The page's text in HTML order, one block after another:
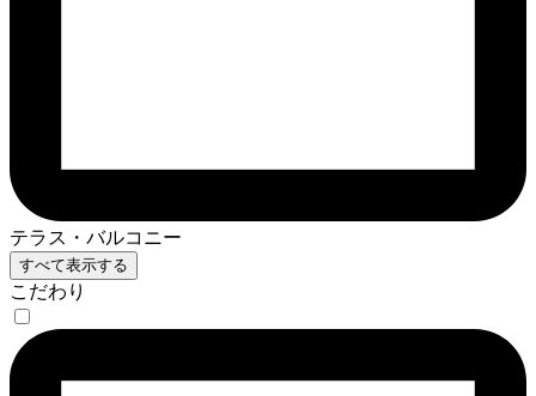
テラス・バルコニー
すべて表示する
こだわり